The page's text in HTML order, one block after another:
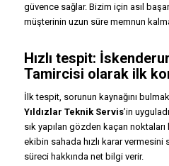
güvence sağlar. Bizim için asıl
müşterinin uzun süre memnun
Hızlı tespit:
Tamircisi olarak ilk
İlk tespit, sorunun kaynağını
Yıldızlar Teknik Servis’in
sık yapılan gözden kaçan
ekibin sahada hızlı karar vermesini
süreci hakkında net bilgi verir.